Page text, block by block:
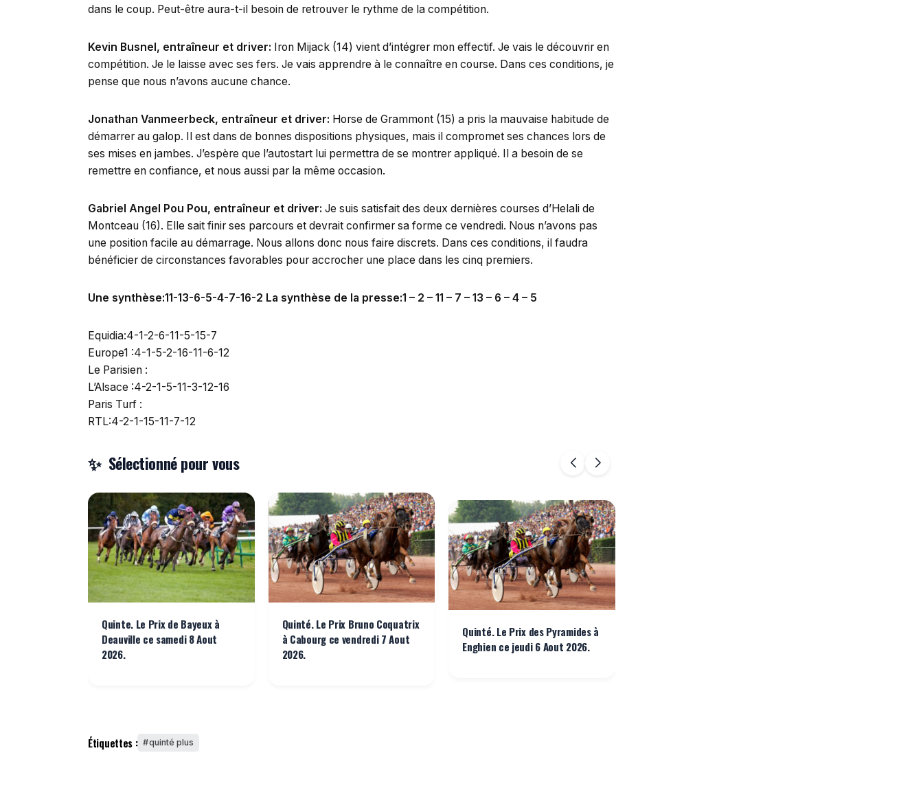
dans le coup. Peut-être aura-t-il besoin de retrouver le rythme de la compétition.
Kevin Busnel, entraîneur et driver: Iron Mijack (14) vient d’intégrer mon effectif. Je vais le découvrir en
compétition. Je le laisse avec ses fers. Je vais apprendre à le connaître en course. Dans ces conditions, je
pense que nous n’avons aucune chance.
Jonathan Vanmeerbeck, entraîneur et driver: Horse de Grammont (15) a pris la mauvaise habitude de
démarrer au galop. Il est dans de bonnes dispositions physiques, mais il compromet ses chances lors de
ses mises en jambes. J’espère que l’autostart lui permettra de se montrer appliqué. Il a besoin de se
remettre en confiance, et nous aussi par la même occasion.
Gabriel Angel Pou Pou, entraîneur et driver: Je suis satisfait des deux dernières courses d’Helali de
Montceau (16). Elle sait finir ses parcours et devrait confirmer sa forme ce vendredi. Nous n’avons pas
une position facile au démarrage. Nous allons donc nous faire discrets. Dans ces conditions, il faudra
bénéficier de circonstances favorables pour accrocher une place dans les cinq premiers.
Une synthèse:11-13-6-5-4-7-16-2 La synthèse de la presse:1 – 2 – 11 – 7 – 13 – 6 – 4 – 5
Equidia:4-1-2-6-11-5-15-7
Europe1 :4-1-5-2-16-11-6-12
Le Parisien :
L’Alsace :4-2-1-5-11-3-12-16
Paris Turf :
RTL:4-2-1-15-11-7-12
Sélectionné pour vous
Quinte. Le Prix de Bayeux à
Deauville ce samedi 8 Aout
2026.
Quinté. Le Prix Bruno Coquatrix
à Cabourg ce vendredi 7 Aout
2026.
Quinté. Le Prix des Pyramides à
Enghien ce jeudi 6 Aout 2026.
Étiquettes : quinté plus